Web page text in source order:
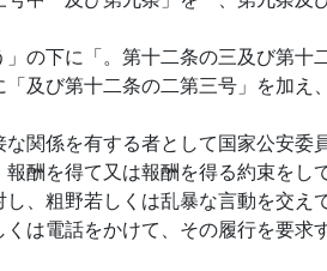
の下に「。第十二条の三及び第十
及び第十二条の二第三号」を加え
な関係を有する者として国家公安委
報酬を得て又は報酬を得る約束をし
、粗野若しくは乱暴な言動を交え
は電話をかけて、その履行を要求